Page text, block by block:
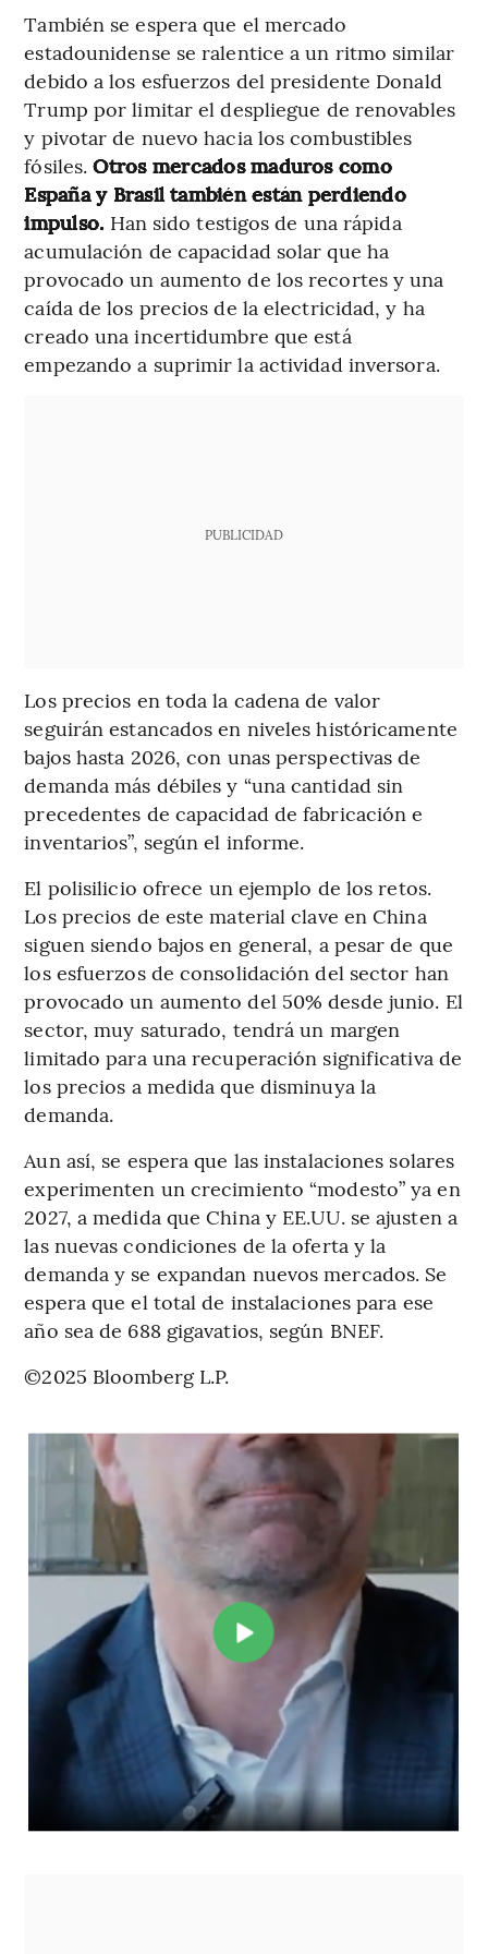
También se espera que el mercado
estadounidense se ralentice a un ritmo similar
debido a los esfuerzos del presidente Donald
Trump por limitar el despliegue de renovables
y pivotar de nuevo hacia los combustibles
fósiles. Otros mercados maduros como
España y Brasil también están perdiendo
impulso. Han sido testigos de una rápida
acumulación de capacidad solar que ha
provocado un aumento de los recortes y una
caída de los precios de la electricidad, y ha
creado una incertidumbre que está
empezando a suprimir la actividad inversora.
PUBLICIDAD
Los precios en toda la cadena de valor
seguirán estancados en niveles históricamente
bajos hasta 2026, con unas perspectivas de
demanda más débiles y “una cantidad sin
precedentes de capacidad de fabricación e
inventarios”, según el informe.
El polisilicio ofrece un ejemplo de los retos.
Los precios de este material clave en China
siguen siendo bajos en general, a pesar de que
los esfuerzos de consolidación del sector han
provocado un aumento del 50% desde junio. El
sector, muy saturado, tendrá un margen
limitado para una recuperación significativa de
los precios a medida que disminuya la
demanda.
Aun así, se espera que las instalaciones solares
experimenten un crecimiento “modesto” ya en
2027, a medida que China y EE.UU. se ajusten a
las nuevas condiciones de la oferta y la
demanda y se expandan nuevos mercados. Se
espera que el total de instalaciones para ese
año sea de 688 gigavatios, según BNEF.
©2025 Bloomberg L.P.